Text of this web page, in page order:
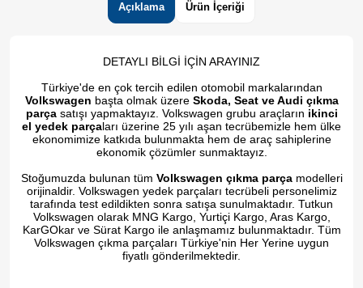
Açıklama Ürün İçeriği
DETAYLI BİLGİ İÇİN ARAYINIZ
Türkiye'de en çok tercih edilen otomobil markalarından
Volkswagen başta olmak üzere Skoda, Seat ve Audi çıkma
parçasatışı yapmaktayız. Volkswagen grubu araçların ikinci
el yedek parçaları üzerine 25 yılı aşan tecrübemizle hem ülke
ekonomimize katkıda bulunmakta hem de araç sahiplerine
ekonomik çözümler sunmaktayız.
Stoğumuzda bulunan tüm Volkswagen çıkma parçamodelleri
orijinaldir. Volkswagen yedek parçaları tecrübeli personelimiz
tarafında test edildikten sonra satışa sunulmaktadır. Tutkun
Volkswagen olarak MNG Kargo, Yurtiçi Kargo, Aras Kargo,
KarGOkar ve Sürat Kargo ile anlaşmamız bulunmaktadır. Tüm
Volkswagen çıkma parçaları Türkiye'nin Her Yerine uygun
fiyatlı gönderilmektedir.